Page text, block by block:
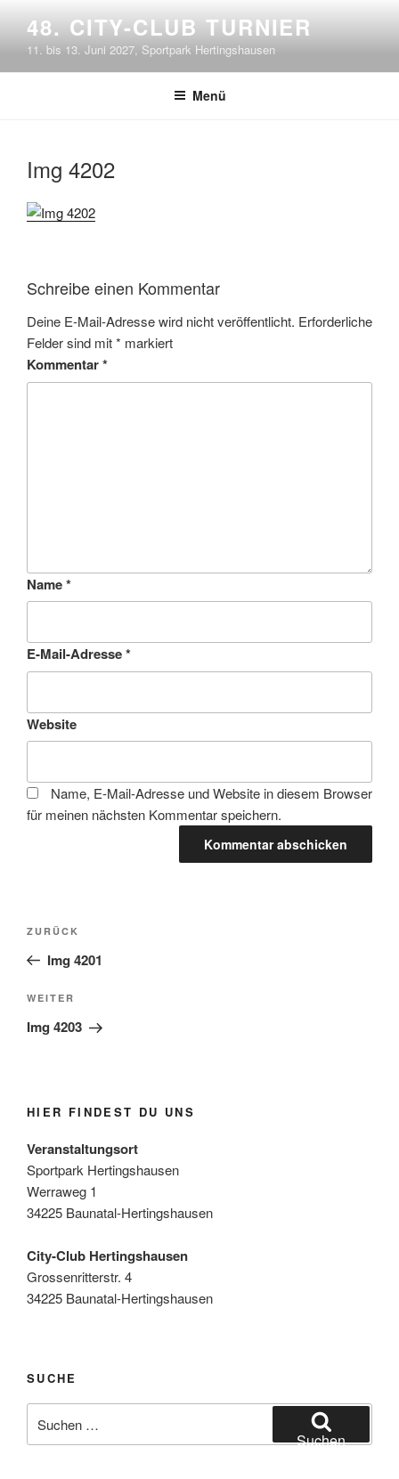
Inhalt
springen
48. CITY-CLUB TURNIER
11. bis 13. Juni 2027, Sportpark Hertingshausen
Menü
Img 4202
Schreibe einen Kommentar
Deine E-Mail-Adresse wird nicht veröffentlicht. Erforderliche
Felder sind mit* markiert
Kommentar*
Name*
E-Mail-Adresse*
Website
Name, E-Mail-Adresse und Website in diesem Browser
für meinen nächsten Kommentar speichern.
Beitragsnavigation
Vorheriger
Beitrag
ZURÜCK
Img 4201
Nächster
Beitrag
WEITER
Img 4203
HIER FINDEST DU UNS
Veranstaltungsort
Sportpark Hertingshausen
Werraweg 1
34225 Baunatal-Hertingshausen
City-Club Hertingshausen
Grossenritterstr. 4
34225 Baunatal-Hertingshausen
SUCHE
nach:
Suchen